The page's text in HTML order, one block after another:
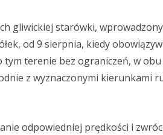
gliwickiej starówki,
od 9 sierpnia, kiedy
terenie bez ograniczeń, w
z wyznaczonymi kierunkami
odpowiedniej prędkości i